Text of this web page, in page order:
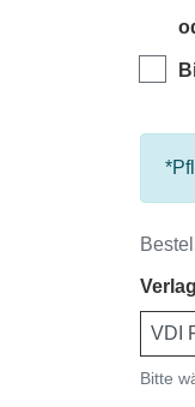
Verlag
Bitte